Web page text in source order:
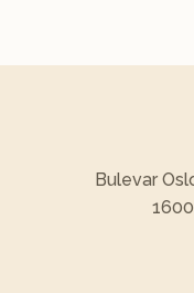
​Bulevar